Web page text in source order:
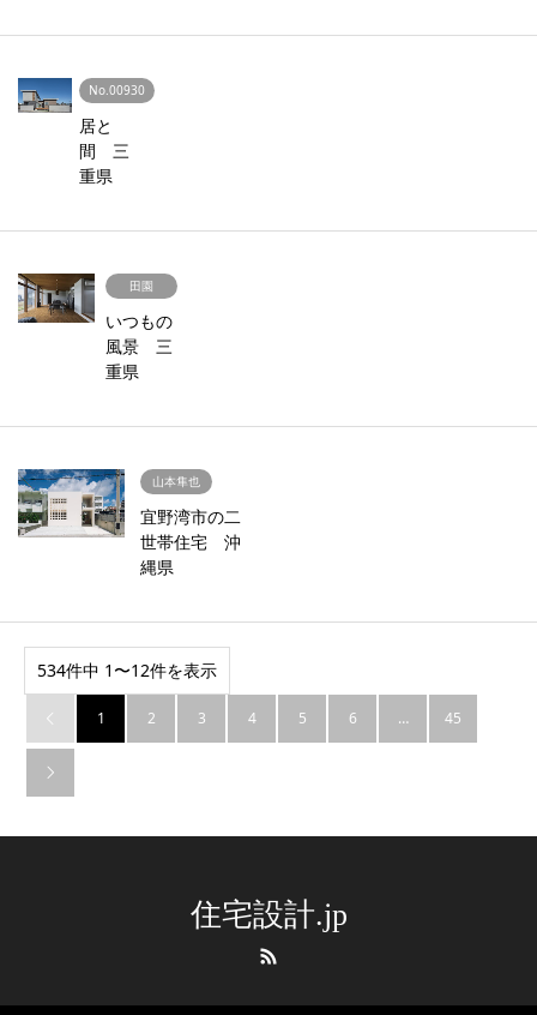
No.00930
居と
間 三
重県
田園
いつもの
風景 三
重県
山本隼也
宜野湾市の二
世帯住宅 沖
縄県
534件中 1〜12件を表示
 1 2 3 4 5 6 … 45

住宅設計.jp